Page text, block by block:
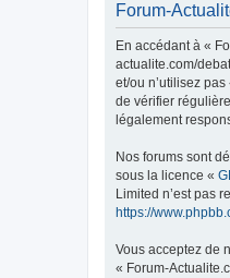
Forum-
En accédant à «
actualite.com/
et/ou n’utilisez
de vérifier
légalement
Nos forums sont
sous la licence «
Limited n’est pas
https://
Vous acceptez de
« Forum-